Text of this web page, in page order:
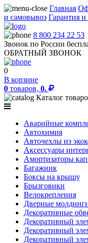
Главная
и самовывоз Гарантия и
8 800 234 22 53
Звонок по России
ОБРАТНЫЙ ЗВОНОК
0
В корзине
0 товаров, 0.
Каталог
Аварийные
Автохимия
Авточехлы из
Аксессуары
Амортизаторы
Багажник
Боксы на крышу
Брызговики
Велокрепления
Дверные
Декоративные
Декоративный
Декоративный
Декоративный